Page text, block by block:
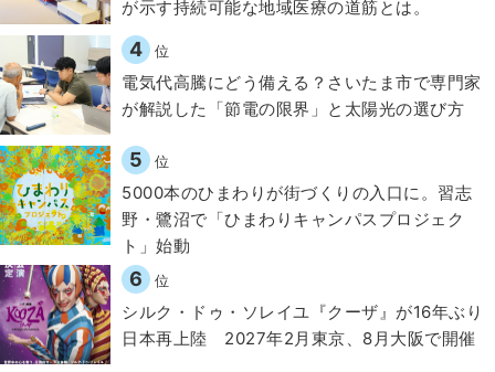
が示す持続可能な地域医療の道筋とは。
4 位
電気代高騰にどう備える？さいたま市で専門家
が解説した「節電の限界」と太陽光の選び方
5 位
5000本のひまわりが街づくりの入口に。習志
野・鷺沼で「ひまわりキャンパスプロジェク
ト」始動
6 位
シルク・ドゥ・ソレイユ『クーザ』が16年ぶり
日本再上陸 2027年2月東京、8月大阪で開催